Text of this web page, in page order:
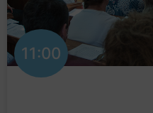
11:00